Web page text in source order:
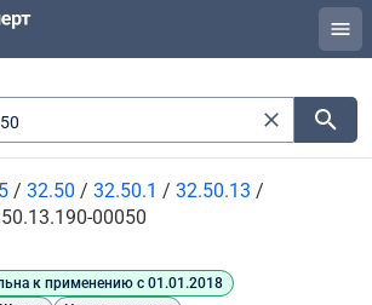
/ 32.50 / 32.50.1 / 32.50.13 /
00050
к применению с 01.01.2018